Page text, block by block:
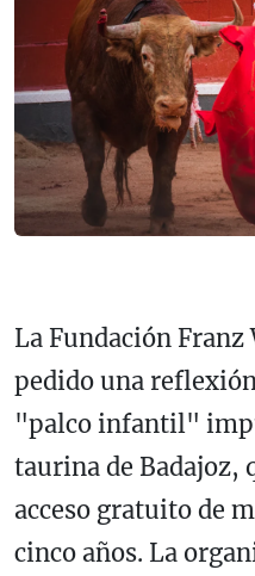
La Fundación Franz
pedido una
"palco infantil"
taurina de Badajoz,
acceso gratuito de
cinco años. La